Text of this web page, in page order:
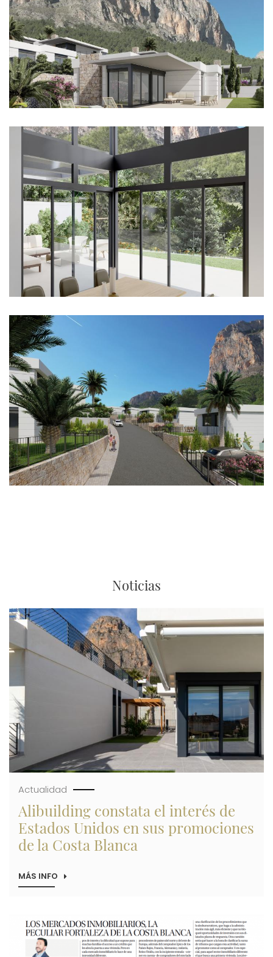
Imagen
Imagen
Noticias
Imagen
Actualidad
Alibuilding constata el interés de
Estados Unidos en sus promociones
de la Costa Blanca
MÁS INFO SOBRE
DE
ESTADOS
UNIDOS
Imagen